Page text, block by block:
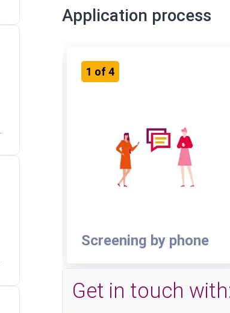
Application process
1 of 4
Screening by phone
Get in touch